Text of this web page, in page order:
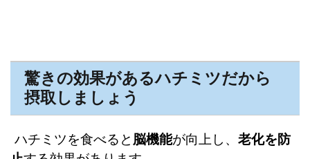
驚きの効果があるハチミツだから
摂取しましょう
ハチミツを食べると 脳機能が向上し、 老化を防